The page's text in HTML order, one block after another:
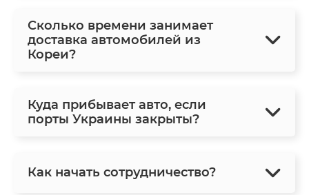
Сколько времени занимает
доставка автомобилей из
Кореи?
Куда прибывает авто, если
порты Украины закрыты?
Как начать сотрудничество?